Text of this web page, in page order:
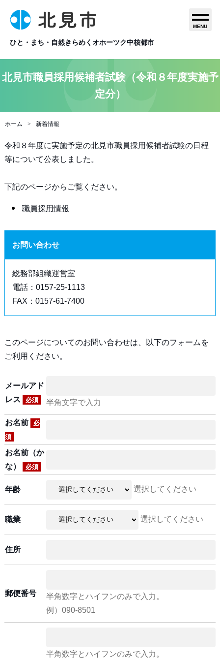
ひと・まち・自然きらめくオホーツク中核都市
MENU
北見市職員採用候補者試験（令和８年度実施予
定分）
ホーム 新着情報
令和８年度に実施予定の北見市職員採用候補者試験の日程
等について公表しました。
下記のページからご覧ください。
職員採用情報
お問い合わせ
総務部組織運営室
電話：0157-25-1113
FAX：0157-61-7400
このページについてのお問い合わせは、以下のフォームを
ご利用ください。
メールアド
レス
必須 半角文字で入力
お名前
必
須
お名前（か
な）
必須
年齢 選択してください
職業 選択してください
住所
郵便番号
半角数字とハイフンのみで入力。
例）090-8501
半角数字とハイフンのみで入力。